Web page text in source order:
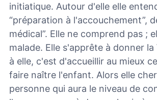
initiatique. Autour d'elle elle
“préparation à l'accouchement”,
médical”. Elle ne comprend pas ;
malade. Elle s'apprête à donner
à elle, c'est d'accueillir au mieux
faire naître l'enfant. Alors elle
personne qui aura le niveau de